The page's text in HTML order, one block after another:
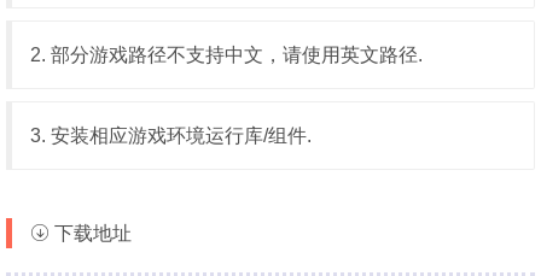
2. 部分游戏路径不支持中文，请使用英文路径.
3. 安装相应游戏环境运行库/组件.
下载地址